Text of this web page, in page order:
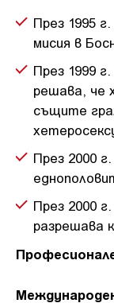
През 1995
мисия в
През 1999
решава, че
същите
През 2000
През 2000
разрешава